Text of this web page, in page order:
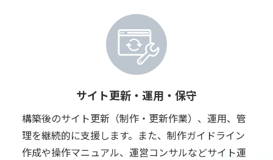
サイト更新・運用・保守
構築後のサイト更新（制作・更新作業）、運用、管
理を継続的に支援します。また、制作ガイドライン
作成や操作マニュアル、運営コンサルなどサイト運